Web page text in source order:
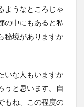
ようなところじゃ
の中にもあると私
秘境がありますか
いな人もいますか
うと思います。自
もね、この程度の